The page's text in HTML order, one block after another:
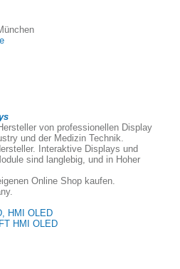
von professionellen Display
und der Medizin Technik.
Interaktive Displays und
sind langlebig, und in Hoher
Online Shop kaufen.
HMI OLED
HMI OLED